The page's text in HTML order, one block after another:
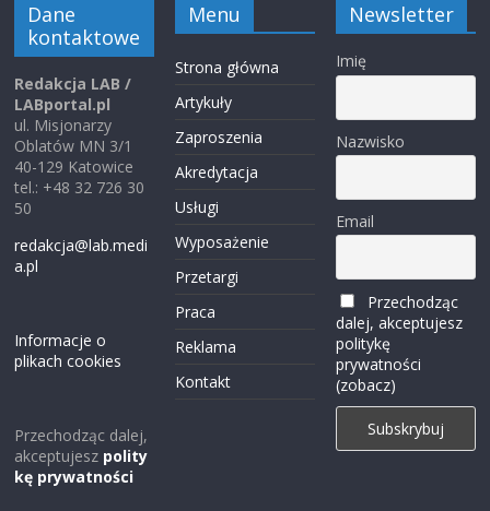
Dane
kontaktowe
Redakcja LAB /
LABportal.pl
ul. Misjonarzy
Oblatów MN 3/1
40-129 Katowice
tel.: +48 32 726 30
50
redakcja@lab.medi
a.pl
Informacje o
plikach cookies
Przechodząc dalej,
akceptujesz polity
kę prywatności
Menu
Strona główna
Artykuły
Zaproszenia
Akredytacja
Usługi
Wyposażenie
Przetargi
Praca
Reklama
Kontakt
Newsletter
Imię
Nazwisko
Email
Przechodząc
dalej, akceptujesz
politykę
prywatności
(zobacz)